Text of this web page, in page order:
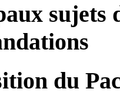
sujets
du